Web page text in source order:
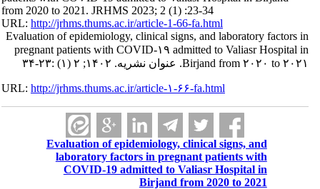
from 2020 to 2021. JRHMS 2023; 2 (1) :23-34
URL:http://jrhms.thums.ac.ir/article-1-66-fa.html
Evaluation of epidemiology, clinical signs, and laboratory factors in
pregnant patients with COVID-۱۹ admitted to Valiasr Hospital in
Birjand from ۲۰۲۰ to ۲۰۲۱. عنوان نشریه. ۱۴۰۲; ۲ (۱) :۲۳-۳۴
URL:http://jrhms.thums.ac.ir/article-۱-۶۶-fa.html
Evaluation of epidemiology, clinical signs, and
laboratory factors in pregnant patients with
COVID-19 admitted to Valiasr Hospital in
Birjand from 2020 to 2021